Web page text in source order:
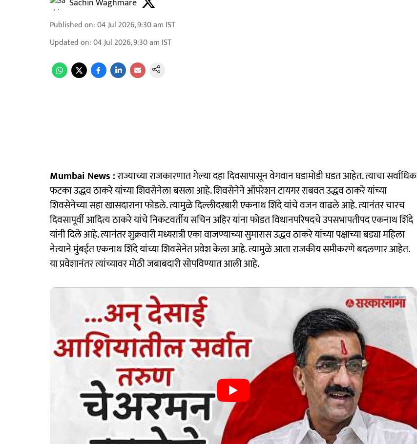
Sachin Waghmare
Published on:04 Jul 2026, 9:30 am IST
Updated on:04 Jul 2026, 9:30 am IST
Mumbai News :राज्याच्या राजकारणात गेल्या दहा दिवसापासून वेगवान घडामोडी घडत आहेत. त्याचा सर्वाधिक
फटका उद्धव ठाकरे यांच्या शिवसेनेला बसला आहे. शिवसेनेने ऑपरेशन टायगर राबवत उद्धव ठाकरे यांच्या
शिवसेनेच्या सहा खासदाराना फोडले. त्यामुळे दिल्लीदरबारी एकनाथ शिंदे यांचे वजन वाढले आहे. त्यानंतर चारच
दिवसापूर्वी आदित्य ठाकरे यांचे निकटवर्तीय सचिन अहिर यांना फोडत विधानपरिषदचे उपसभापतीपद एकनाथ शिंदे
यांनी दिले आहे. त्यानंतर शुक्रवारी मध्यरात्री एका वाजण्याच्या सुमारास उद्धव ठाकरे यांच्या पक्षाच्या बड्या महिला
नेत्याने मुंबईत एकनाथ शिंदे यांच्या शिवसेनेत प्रवेश केला आहे. त्यामुळे आता राजकीय समीकरणे बदलणार आहेत.
या प्रवेशानंतर त्यांच्यावर मोठी जबाबदारी सोपविण्यात आली आहे.